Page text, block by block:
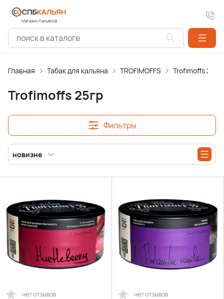
Магазин Кальянов
Главная Табак для кальяна TROFIMOFFS Trofimoffs 25гр
Trofimoffs 25гр
Фильтры
новизне
нет отзывов нет отзывов